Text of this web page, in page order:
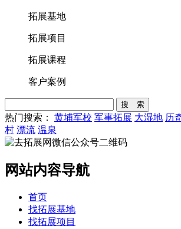
拓展基地
拓展项目
拓展课程
客户案例
搜 索
热门搜索： 黄埔军校 军事拓展 大湿地 历
村 漂流 温泉
网站内容导航
首页
找拓展基地
找拓展项目